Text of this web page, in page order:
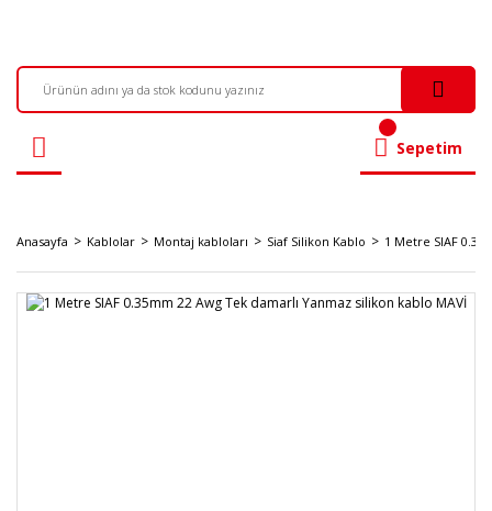
Sepetim
Anasayfa Kablolar Montaj kabloları Siaf Silikon Kablo 1 Metre SIAF